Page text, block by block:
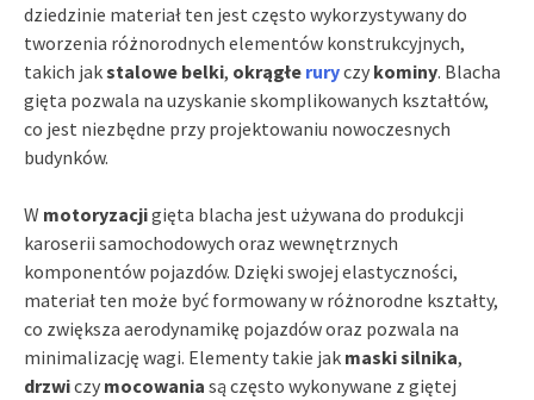
dziedzinie materiał ten jest często wykorzystywany do
tworzenia różnorodnych elementów konstrukcyjnych,
takich jakstalowe belki, okrągłe ruryczy kominy. Blacha
gięta pozwala na uzyskanie skomplikowanych kształtów,
co jest niezbędne przy projektowaniu nowoczesnych
budynków.
W motoryzacjigięta blacha jest używana do produkcji
karoserii samochodowych oraz wewnętrznych
komponentów pojazdów. Dzięki swojej elastyczności,
materiał ten może być formowany w różnorodne kształty,
co zwiększa aerodynamikę pojazdów oraz pozwala na
minimalizację wagi. Elementy takie jak maski silnika,
drzwiczy mocowania są często wykonywane z giętej